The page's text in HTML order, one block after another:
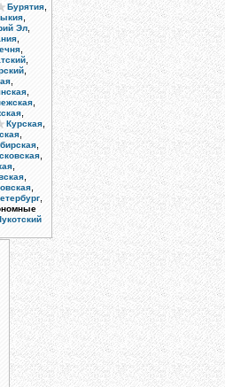
Бурятия,
,
Эл
,
,
,
,
Курская
,